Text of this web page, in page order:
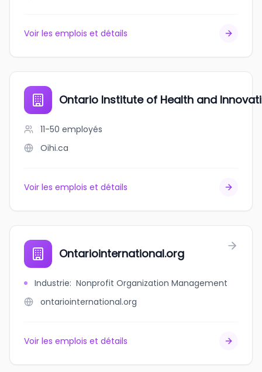
Voir les emplois et détails
Ontario Institute of Health and
11-50 employés
Oihi.ca
Voir les emplois et détails
Ontariointernational.org
Industrie: Nonprofit Organization Management
ontariointernational.org
Voir les emplois et détails